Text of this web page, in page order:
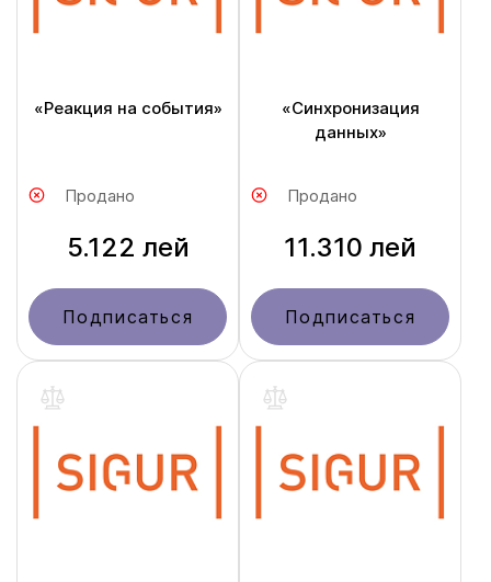
«Реакция на события»
Продано
5.122 лей
Подписаться
«Синхронизация
данных»
Продано
11.310 лей
Подписаться